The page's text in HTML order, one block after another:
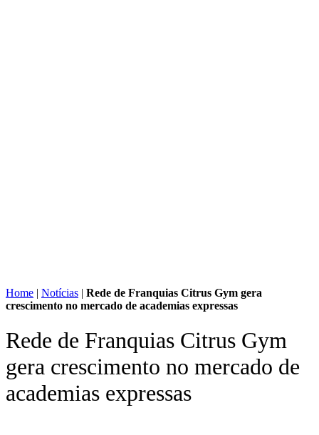
Home | Notícias | Rede de Franquias Citrus Gym gera
crescimento no mercado de academias expressas
Rede de Franquias Citrus Gym
gera crescimento no mercado de
academias expressas